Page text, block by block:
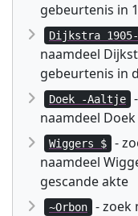
gebeurtenis in
Dijkstra 1905-
naamdeel
gebeurtenis in
Doek -Aaltje
naamdeel
Wiggers $
-
naamdeel
gescande akte
~Orbon
- zoek